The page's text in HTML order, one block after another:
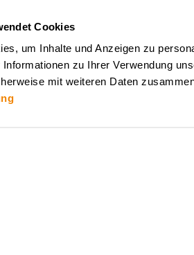
Cookies
um Inhalte und Anzeigen zu
zu Ihrer Verwendung
mit weiteren Daten